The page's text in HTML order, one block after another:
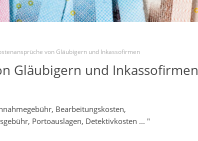
von Gläubigern und Inkassofirmen
Gläubigern und Inkassofirmen
Bearbeitungskosten,
Portoauslagen, Detektivkosten ... "